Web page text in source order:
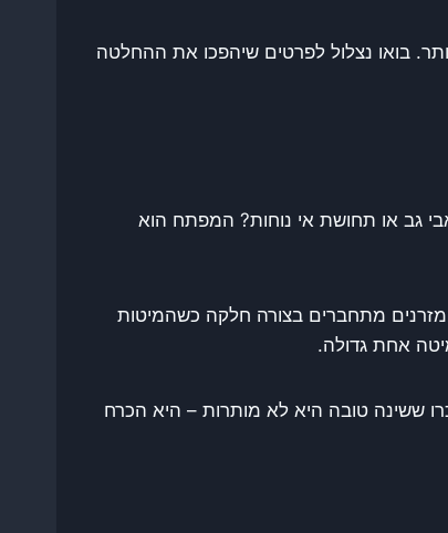
בואו נצלול לפרטים שיהפכו את ההחלטה
גב או תחושת אי נוחות? המפתח הוא
מתחברים בצורה חלקה כשהמיטות
אחת גדולה.
ששינה טובה היא לא מותרות – היא הכרח